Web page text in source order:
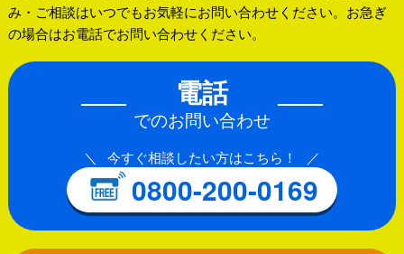
み・ご相談はいつでもお気軽にお問い合わせください。お急ぎ
の場合はお電話でお問い合わせください。
電話
でのお問い合わせ
今すぐ相談したい方はこちら！
0800-200-0169